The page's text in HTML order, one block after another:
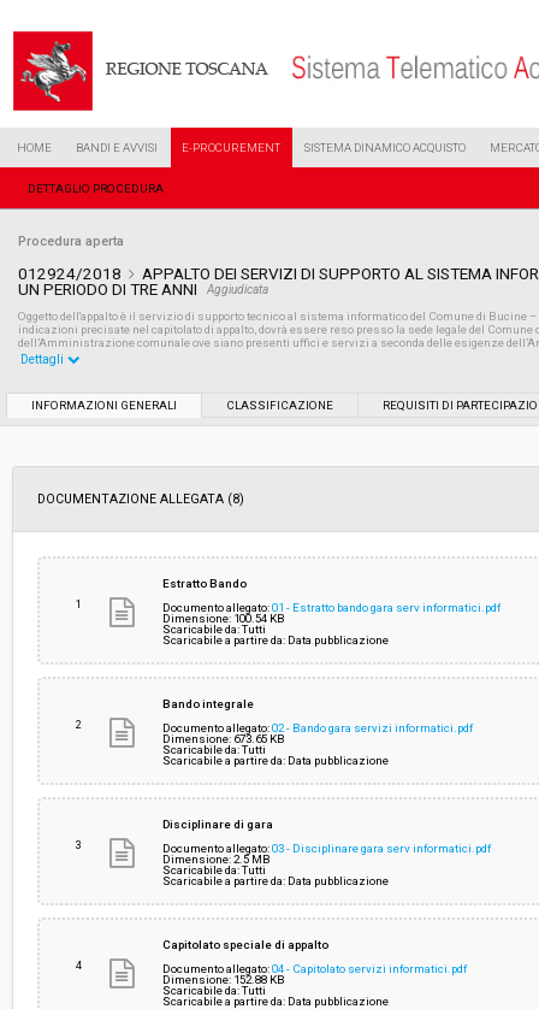
HOME BANDI E AVVISI E-PROCUREMENT SISTEMA DINAMICO ACQUISTO
DETTAGLIO PROCEDURA
Procedura aperta
012924/2018
APPALTO DEI SERVIZI DI SUPPORTO AL SISTEMA
UN PERIODO DI TRE ANNI
Aggiudicata
Oggetto dell'appalto è il servizio di supporto tecnico al sistema informatico del Comune di Bucine –
indicazioni precisate nel capitolato di appalto, dovrà essere reso presso la sede legale del
dell’Amministrazione comunale ove siano presenti uffici e servizi a seconda delle esigenze
Data pubblicazione:
Svolgimento:
Responsabile attuale:
UNIONE MONTANA DEI COMUNI DELLA
TOSCANA - Ufficio Gare
Dettagli
INFORMAZIONI GENERALI CLASSIFICAZIONE REQUISITI DI
DOCUMENTAZIONE ALLEGATA (8)
1
Estratto Bando
Documento allegato:01 - Estratto bando gara serv informatici.pdf
Dimensione: 100.54 KB
Scaricabile da: Tutti
Scaricabile a partire da: Data pubblicazione
2
Bando integrale
Documento allegato:02 - Bando gara servizi informatici.pdf
Dimensione: 673.65 KB
Scaricabile da: Tutti
Scaricabile a partire da: Data pubblicazione
3
Disciplinare di gara
Documento allegato:03 - Disciplinare gara serv informatici.pdf
Dimensione: 2.5 MB
Scaricabile da: Tutti
Scaricabile a partire da: Data pubblicazione
4
Capitolato speciale di appalto
Documento allegato:04 - Capitolato servizi informatici.pdf
Dimensione: 152.88 KB
Scaricabile da: Tutti
Scaricabile a partire da: Data pubblicazione